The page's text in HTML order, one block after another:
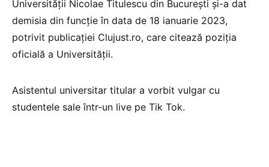
Universității Nicolae Titulescu din București și-a dat
demisia din funcție în data de 18 ianuarie 2023,
potrivit publicației Clujust.ro, care citează poziția
oficială a Universității.
Asistentul universitar titular a vorbit vulgar cu
studentele sale într-un live pe Tik Tok.